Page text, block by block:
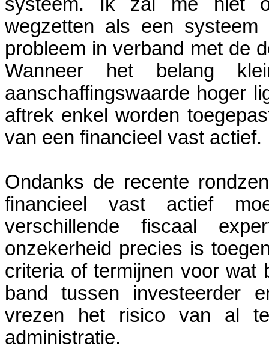
wegzetten als een
probleem in verband met de
Wanneer het belang
aanschaffingswaarde hoger
aftrek enkel worden
van een financieel vast actief.
Ondanks de recente
financieel vast actief
verschillende fiscaal
onzekerheid precies is
criteria of termijnen voor wat
band tussen investeerder
vrezen het risico van al
administratie.